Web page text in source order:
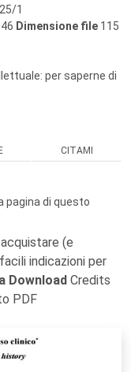
1
Dimensione file 115
per saperne di
CITAMI
pagina di questo
(e
indicazioni per
Download Credits
PDF